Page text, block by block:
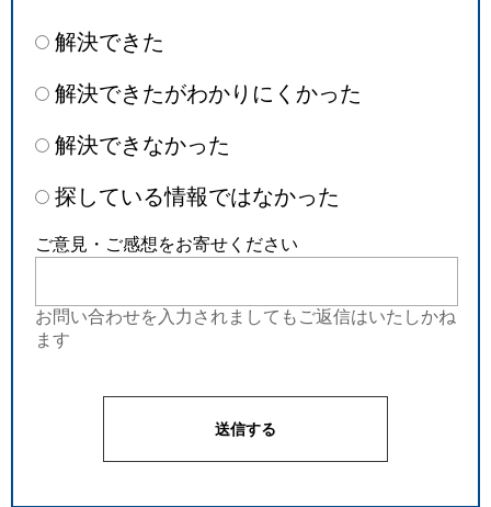
解決できた
解決できたがわかりにくかった
解決できなかった
探している情報ではなかった
ご意見・ご感想をお寄せください
お問い合わせを入力されましてもご返信はいたしかね
ます